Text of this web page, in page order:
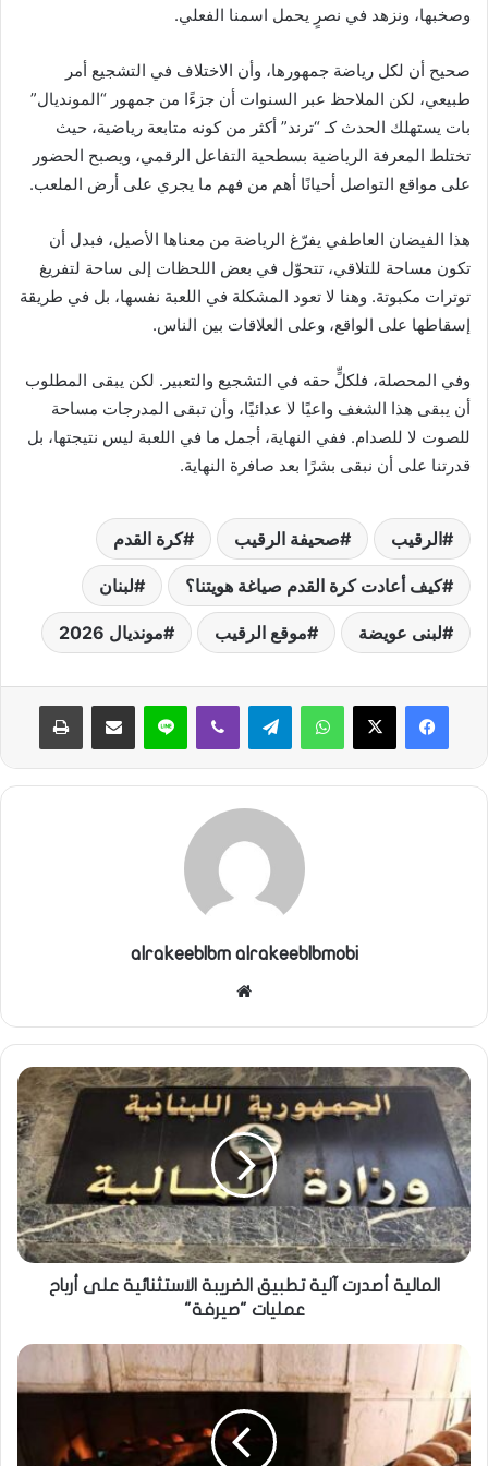
وصخبها، ونزهد في نصرٍ يحمل اسمنا الفعلي.
صحيح أن لكل رياضة جمهورها، وأن الاختلاف في التشجيع أمر
طبيعي، لكن الملاحظ عبر السنوات أن جزءًا من جمهور “المونديال”
بات يستهلك الحدث كـ “ترند” أكثر من كونه متابعة رياضية، حيث
تختلط المعرفة الرياضية بسطحية التفاعل الرقمي، ويصبح الحضور
على مواقع التواصل أحيانًا أهم من فهم ما يجري على أرض الملعب.
هذا الفيضان العاطفي يفرّغ الرياضة من معناها الأصيل، فبدل أن
تكون مساحة للتلاقي، تتحوّل في بعض اللحظات إلى ساحة لتفريغ
توترات مكبوتة. وهنا لا تعود المشكلة في اللعبة نفسها، بل في طريقة
إسقاطها على الواقع، وعلى العلاقات بين الناس.
وفي المحصلة، فلكلٍّ حقه في التشجيع والتعبير. لكن يبقى المطلوب
أن يبقى هذا الشغف واعيًا لا عدائيًا، وأن تبقى المدرجات مساحة
للصوت لا للصدام. ففي النهاية، أجمل ما في اللعبة ليس نتيجتها، بل
قدرتنا على أن نبقى بشرًا بعد صافرة النهاية.
الرقيب صحيفة الرقيب كرة القدم
كيف أعادت كرة القدم صياغة هويتنا؟ لبنان
لبنى عويضة موقع الرقيب مونديال 2026
واتساب تيلقرام ڤايبر لاين مشاركة عبر البريد طباعة
alrakeeblbm alrakeeblbmobi
المالية أصدرت آلية تطبيق الضريبة الاستثنائية على أرباح
عمليات "صيرفة"